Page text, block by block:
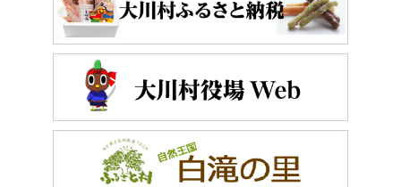
サイトポリシー お問い合わせ